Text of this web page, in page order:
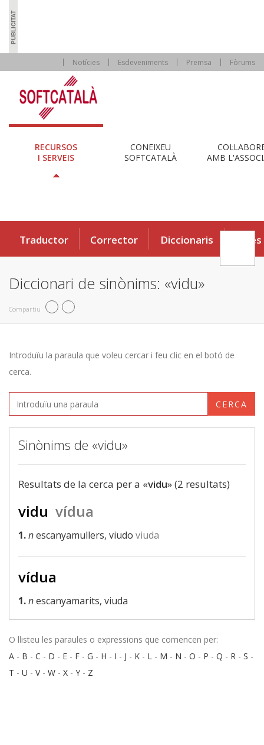
Notícies Esdeveniments Premsa Fòrums
RECURSOS
I SERVEIS
CONEIXEU
SOFTCATALÀ
AMB
Traductor Corrector Diccionaris Eines
Diccionari de sinònims: «vidu»
Compartiu
Introduïu la paraula que voleu cercar i feu clic en el botó de
cerca.
CERCA
Sinònims de «vidu»
Resultats de la cerca per a «vidu» (2 resultats)
vidu vídua
1.nescanyamullers, viudo viuda
vídua
1.nescanyamarits, viuda
O llisteu les paraules o expressions que comencen per:
A - B - C - D - E - F - G - H - I - J - K - L - M - N - O - P - Q - R - S -
T - U - V- W - X - Y - Z